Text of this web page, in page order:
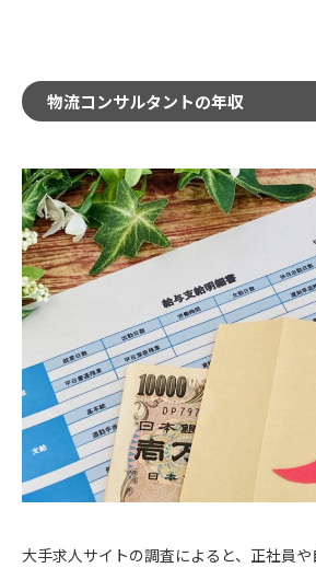
物流コンサルタントの年収
大手求人サイトの調査によると、正社員